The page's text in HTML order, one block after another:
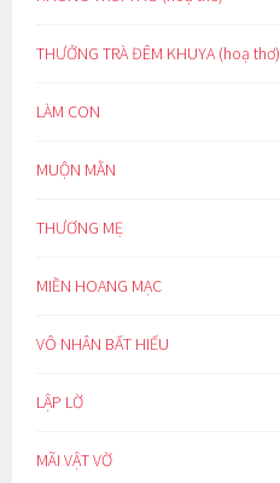
THƯỞNG TRÀ ĐÊM KHUYA (hoạ thơ)
LÀM CON
MUỘN MẰN
THƯƠNG MẸ
MIỀN HOANG MẠC
VÔ NHÂN BẤT HIẾU
LẬP LỜ
MÃI VẬT VỜ